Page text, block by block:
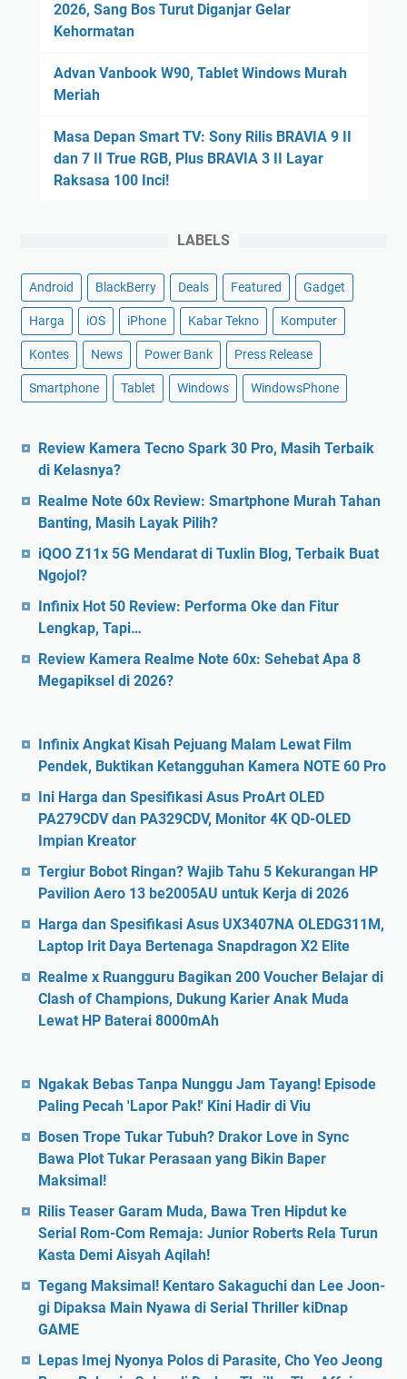
2026, Sang Bos Turut Diganjar Gelar
Kehormatan
Advan Vanbook W90, Tablet Windows Murah
Meriah
Masa Depan Smart TV: Sony Rilis BRAVIA 9 II
dan 7 II True RGB, Plus BRAVIA 3 II Layar
Raksasa 100 Inci!
LABELS
Android BlackBerry Deals Featured Gadget
Harga iOS iPhone Kabar Tekno Komputer
Kontes News Power Bank Press Release
Smartphone Tablet Windows WindowsPhone
Review Kamera Tecno Spark 30 Pro, Masih Terbaik
di Kelasnya?
Realme Note 60x Review: Smartphone Murah Tahan
Banting, Masih Layak Pilih?
iQOO Z11x 5G Mendarat di Tuxlin Blog, Terbaik Buat
Ngojol?
Infinix Hot 50 Review: Performa Oke dan Fitur
Lengkap, Tapi…
Review Kamera Realme Note 60x: Sehebat Apa 8
Megapiksel di 2026?
Infinix Angkat Kisah Pejuang Malam Lewat Film
Pendek, Buktikan Ketangguhan Kamera NOTE 60 Pro
Ini Harga dan Spesifikasi Asus ProArt OLED
PA279CDV dan PA329CDV, Monitor 4K QD-OLED
Impian Kreator
Tergiur Bobot Ringan? Wajib Tahu 5 Kekurangan HP
Pavilion Aero 13 be2005AU untuk Kerja di 2026
Harga dan Spesifikasi Asus UX3407NA OLEDG311M,
Laptop Irit Daya Bertenaga Snapdragon X2 Elite
Realme x Ruangguru Bagikan 200 Voucher Belajar di
Clash of Champions, Dukung Karier Anak Muda
Lewat HP Baterai 8000mAh
Ngakak Bebas Tanpa Nunggu Jam Tayang! Episode
Paling Pecah 'Lapor Pak!' Kini Hadir di Viu
Bosen Trope Tukar Tubuh? Drakor Love in Sync
Bawa Plot Tukar Perasaan yang Bikin Baper
Maksimal!
Rilis Teaser Garam Muda, Bawa Tren Hipdut ke
Serial Rom-Com Remaja: Junior Roberts Rela Turun
Kasta Demi Aisyah Aqilah!
Tegang Maksimal! Kentaro Sakaguchi dan Lee Joon-
gi Dipaksa Main Nyawa di Serial Thriller kiDnap
GAME
Lepas Imej Nyonya Polos di Parasite, Cho Yeo Jeong